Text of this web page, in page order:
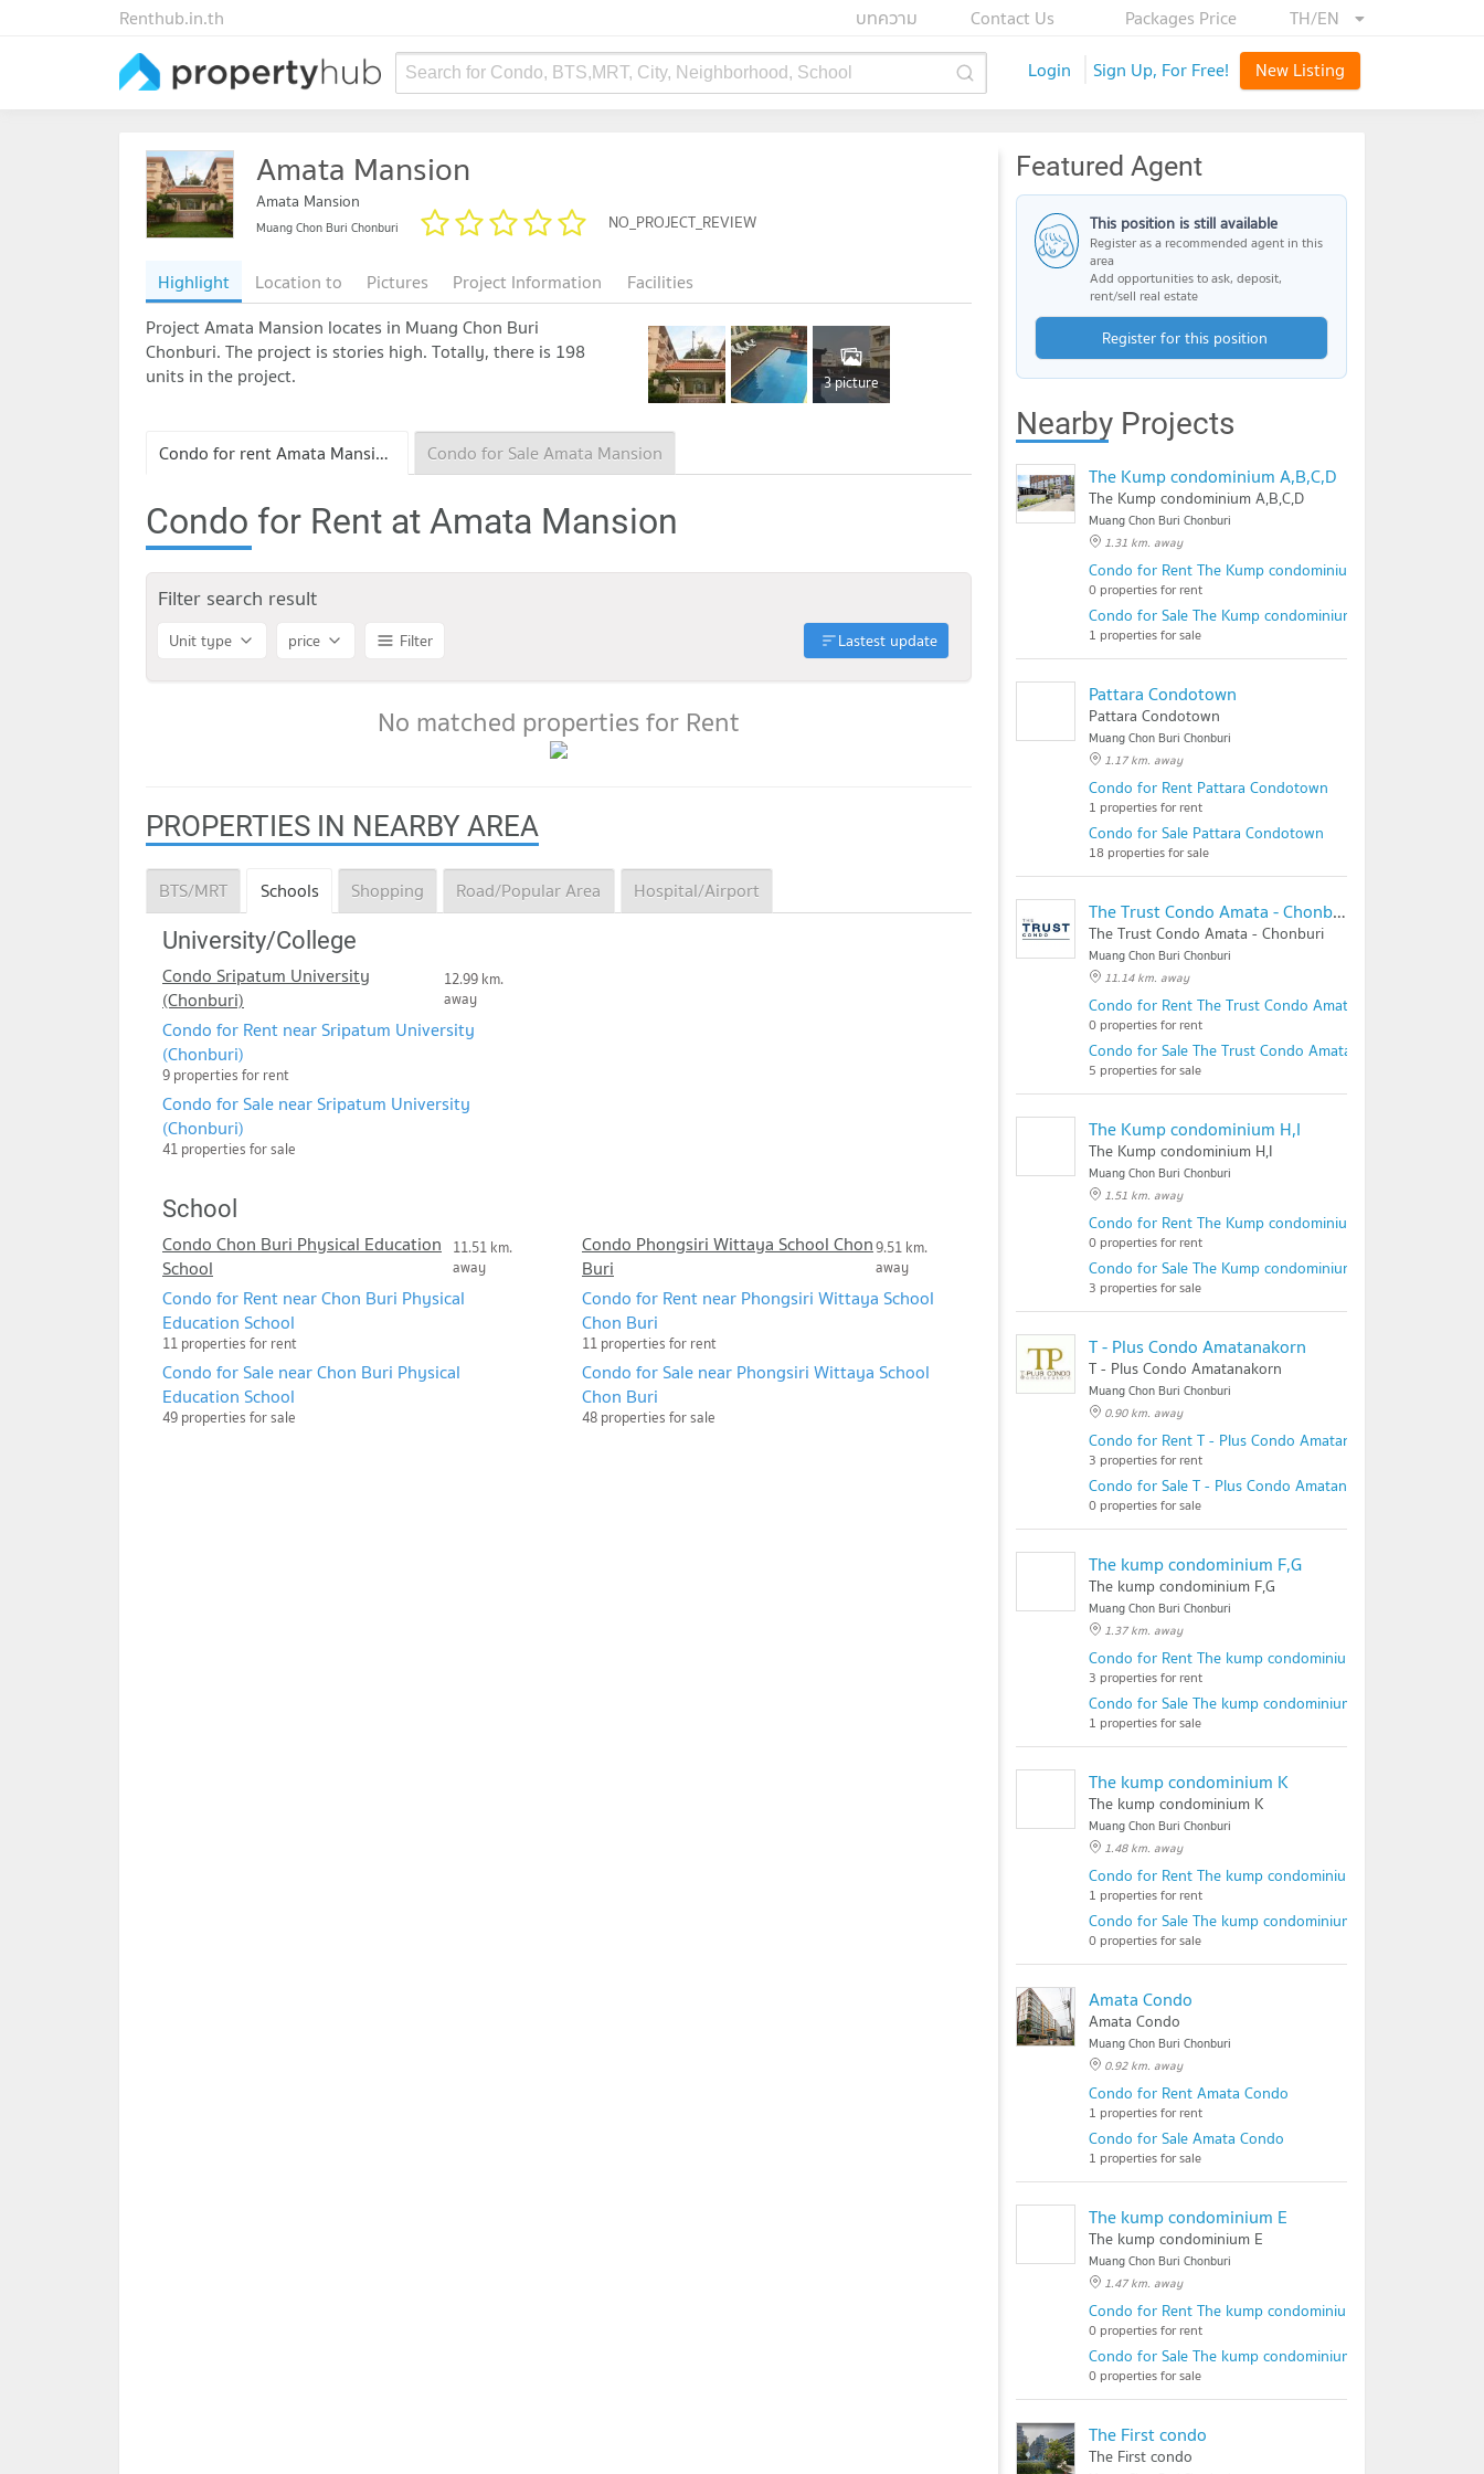
TH/EN
Packages Price
Contact Us
บทความ
Renthub.in.th
Search for Condo, BTS,MRT, City, Neighborhood, School Login Sign Up, For Free! New Listing
Amata Mansion
Amata Mansion
Muang Chon Buri Chonburi NO_PROJECT_REVIEW
Highlight Location to Pictures Project Information
Facilities
Project Amata Mansion locates in Muang Chon Buri
Chonburi. The project is stories high. Totally, there is 198
units in the project.
3 picture
Condo for rent Amata Mansion Condo for Sale Amata Mansion
Condo for Rent at Amata Mansion
Filter search result
Unit type price Filter Lastest update
No matched properties for Rent
PROPERTIES IN NEARBY AREA
BTS/MRT Schools Shopping Road/Popular Area Hospital/Airport
University/College
Condo Sripatum University
(Chonburi)
12.99 km.
away
Condo for Rent near Sripatum University
(Chonburi)
9 properties for rent
Condo for Sale near Sripatum University
(Chonburi)
41 properties for sale
School
Condo Chon Buri Physical Education
School
11.51 km.
away
Condo for Rent near Chon Buri Physical
Education School
11 properties for rent
Condo for Sale near Chon Buri Physical
Education School
49 properties for sale
Condo Phongsiri Wittaya School Chon
Buri
9.51 km.
away
Condo for Rent near Phongsiri Wittaya School
Chon Buri
11 properties for rent
Condo for Sale near Phongsiri Wittaya School
Chon Buri
48 properties for sale
Featured Agent
This position is still available
Register as a recommended agent in this
area
Add opportunities to ask, deposit,
rent/sell real estate
Register for this position
Nearby Projects
The Kump condominium A,B,C,D
The Kump condominium A,B,C,D
Muang Chon Buri Chonburi
1.31 km. away
Condo for Rent The Kump condominium A,B,C,D
0 properties for rent
Condo for Sale The Kump condominium A,B,C,D
1 properties for sale
Pattara Condotown
Pattara Condotown
Muang Chon Buri Chonburi
1.17 km. away
Condo for Rent Pattara Condotown
1 properties for rent
Condo for Sale Pattara Condotown
18 properties for sale
The Trust Condo Amata - Chonburi
The Trust Condo Amata - Chonburi
Muang Chon Buri Chonburi
11.14 km. away
Condo for Rent The Trust Condo Amata - Chonburi
0 properties for rent
Condo for Sale The Trust Condo Amata - Chonburi
5 properties for sale
The Kump condominium H,I
The Kump condominium H,I
Muang Chon Buri Chonburi
1.51 km. away
Condo for Rent The Kump condominium H,I
0 properties for rent
Condo for Sale The Kump condominium H,I
3 properties for sale
T - Plus Condo Amatanakorn
T - Plus Condo Amatanakorn
Muang Chon Buri Chonburi
0.90 km. away
Condo for Rent T - Plus Condo Amatanakorn
3 properties for rent
Condo for Sale T - Plus Condo Amatanakorn
0 properties for sale
The kump condominium F,G
The kump condominium F,G
Muang Chon Buri Chonburi
1.37 km. away
Condo for Rent The kump condominium F,G
3 properties for rent
Condo for Sale The kump condominium F,G
1 properties for sale
The kump condominium K
The kump condominium K
Muang Chon Buri Chonburi
1.48 km. away
Condo for Rent The kump condominium K
1 properties for rent
Condo for Sale The kump condominium K
0 properties for sale
Amata Condo
Amata Condo
Muang Chon Buri Chonburi
0.92 km. away
Condo for Rent Amata Condo
1 properties for rent
Condo for Sale Amata Condo
1 properties for sale
The kump condominium E
The kump condominium E
Muang Chon Buri Chonburi
1.47 km. away
Condo for Rent The kump condominium E
0 properties for rent
Condo for Sale The kump condominium E
0 properties for sale
The First condo
The First condo